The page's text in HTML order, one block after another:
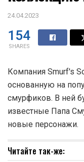
24.04.2023
154
SHARES
Компания Smurf's
основанную на
смурфиков. В ней
известные Папа
новые персонажи.
Читайте так-же: